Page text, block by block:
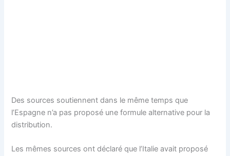
Des sources soutiennent dans le même temps que
l’Espagne n’a pas proposé une formule alternative pour la
distribution.
Les mêmes sources ont déclaré que l’Italie avait proposé